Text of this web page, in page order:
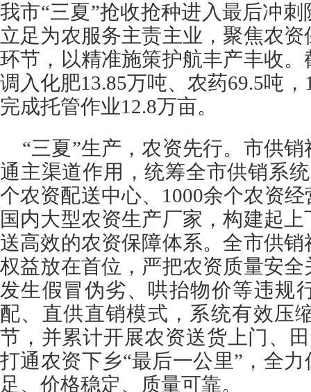
我市“三夏”抢收抢种进入最后冲
立足为农服务主责主业，聚焦农
环节，以精准施策护航丰产丰收
调入化肥13.85万吨、农药69.5吨
完成托管作业12.8万亩。
“三夏”生产，农资先行。市供
通主渠道作用，统筹全市供销系
个农资配送中心、1000余个农资
国内大型农资生产厂家，构建起
送高效的农资保障体系。全市供
权益放在首位，严把农资质量安
发生假冒伪劣、哄抬物价等违规
配、直供直销模式，系统有效压
节，并累计开展农资送货上门、
打通农资下乡“最后一公里”，全
足、价格稳定、质量可靠。